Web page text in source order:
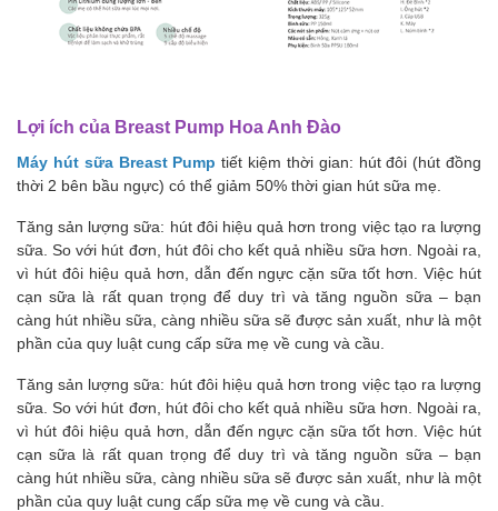
Lợi ích của Breast Pump Hoa Anh Đào
Máy hút sữa Breast Pump tiết kiệm thời gian: hút đôi (hút đồng
thời 2 bên bầu ngực) có thể giảm 50% thời gian hút sữa mẹ.
Tăng sản lượng sữa: hút đôi hiệu quả hơn trong việc tạo ra lượng
sữa. So với hút đơn, hút đôi cho kết quả nhiều sữa hơn. Ngoài ra,
vì hút đôi hiệu quả hơn, dẫn đến ngực cặn sữa tốt hơn. Việc hút
cạn sữa là rất quan trọng để duy trì và tăng nguồn sữa – bạn
càng hút nhiều sữa, càng nhiều sữa sẽ được sản xuất, như là một
phần của quy luật cung cấp sữa mẹ về cung và cầu.
Tăng sản lượng sữa: hút đôi hiệu quả hơn trong việc tạo ra lượng
sữa. So với hút đơn, hút đôi cho kết quả nhiều sữa hơn. Ngoài ra,
vì hút đôi hiệu quả hơn, dẫn đến ngực cặn sữa tốt hơn. Việc hút
cạn sữa là rất quan trọng để duy trì và tăng nguồn sữa – bạn
càng hút nhiều sữa, càng nhiều sữa sẽ được sản xuất, như là một
phần của quy luật cung cấp sữa mẹ về cung và cầu.